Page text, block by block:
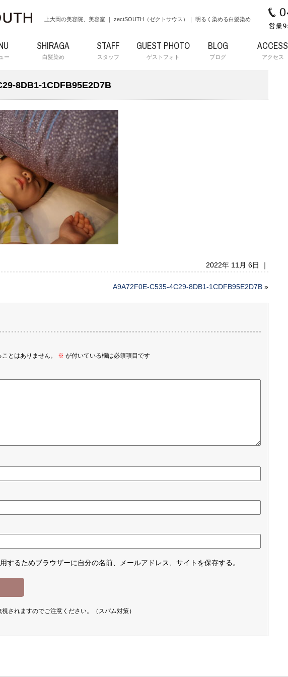
上大岡の美容院、美容室 ｜ zectSOUTH（ゼクトサウス）｜ 明るく染める白髪染め
ー
SHIRAGA
白髪染め
STAFF
スタッフ
GUEST PHOTO
ゲストフォト
BLOG
ブログ
ACCESS
アクセス
8DB1-1CDFB95E2D7B
2022年 11月 6日 ｜
A9A72F0E-C535-4C29-8DB1-1CDFB95E2D7B »
とはありません。 ※ が付いている欄は必須項目です
するためブラウザーに自分の名前、メールアドレス、サイトを保存する。
されますのでご注意ください。（スパム対策）